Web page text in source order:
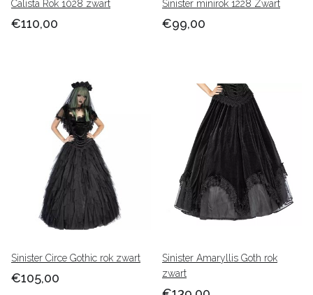
Calista Rok 1028 zwart
€110,00
Sinister minirok 1228 Zwart
€99,00
Sinister Circe Gothic rok zwart
€105,00
Sinister Amaryllis Goth rok
zwart